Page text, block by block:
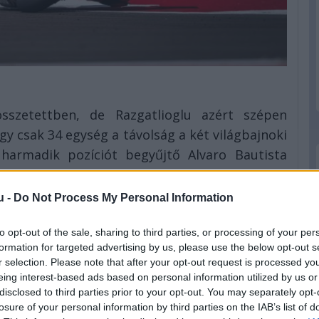
- Do Not Process My Personal Information
opt-out of the sale, sharing to third parties, or processing of your
for targeted advertising by us, please use the below opt-out
selection. Please note that after your opt-out request is processed
interest-based ads based on personal information utilized by us
to third parties prior to your opt-out. You may separately
of your personal information by third parties on the IAB’s list of
de Razgatlioglu azért szépen
csak 34 egység a távolság a két világbajnoki
pozíciót begyűjtő Alvaro Bautista
csapattársával szemben a tabellán
dobogósok mögötti helyeket is az esetek
Andrea Iannone, Danilo Petrucci és Sam
jelenti, aki két ötödik helyet is fel tudott
nyerő Andrea Locatelli ezúttal csak hetedik